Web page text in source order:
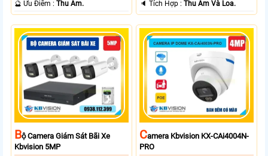
️🔮 Ưu Điểm :Thu Âm.
️🔈 Tích Hợp :Thu Âm Và Loa.
BỘ Camera Giám Sát Bãi Xe
Kbvision 5MP
CAmera Kbvision KX-CAi4004N-
PRO